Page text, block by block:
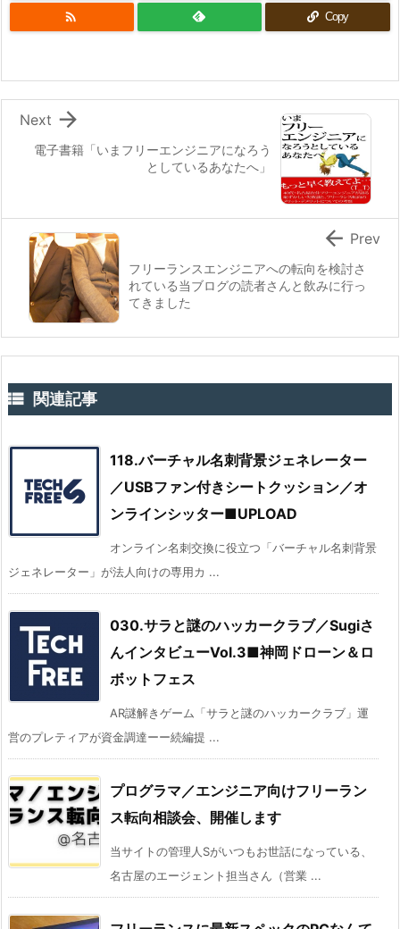
 Copy
電子書籍「いまフリーエンジニアになろう
としているあなたへ」

Next
フリーランスエンジニアへの転向を検討さ
れている当ブログの読者さんと飲みに行っ
てきました
 Prev
 関連記事
118.バーチャル名刺背景ジェネレーター
／USBファン付きシートクッション／オ
ンラインシッター■UPLOAD
オンライン名刺交換に役立つ「バーチャル名刺背景
ジェネレーター」が法人向けの専用カ ...
030.サラと謎のハッカークラブ／Sugiさ
んインタビューVol.3■神岡ドローン＆ロ
ボットフェス
AR謎解きゲーム「サラと謎のハッカークラブ」運
営のプレティアが資金調達ーー続編提 ...
プログラマ／エンジニア向けフリーラン
ス転向相談会、開催します
当サイトの管理人Sがいつもお世話になっている、
名古屋のエージェント担当さん（営業 ...